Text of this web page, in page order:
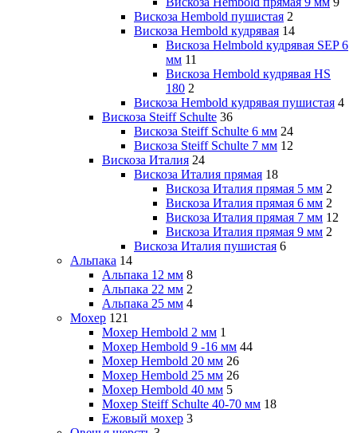
Вискоза Hembold пушистая 2
Вискоза Hembold кудрявая 14
Вискоза Helmbold кудрявая SEP 6
мм 11
Вискоза Hembold кудрявая HS
180 2
Вискоза Hembold кудрявая пушистая 4
Вискоза Steiff Schulte 36
Вискоза Steiff Schulte 6 мм 24
Вискоза Steiff Schulte 7 мм 12
Вискоза Италия 24
Вискоза Италия прямая 18
Вискоза Италия прямая 5 мм 2
Вискоза Италия прямая 6 мм 2
Вискоза Италия прямая 7 мм 12
Вискоза Италия прямая 9 мм 2
Вискоза Италия пушистая 6
Альпака 14
Альпака 12 мм 8
Альпака 22 мм 2
Альпака 25 мм 4
Мохер 121
Мохер Hembold 2 мм 1
Мохер Hembold 9 -16 мм 44
Мохер Hembold 20 мм 26
Мохер Hembold 25 мм 26
Мохер Hembold 40 мм 5
Мохер Steiff Schulte 40-70 мм 18
Ежовый мохер 3